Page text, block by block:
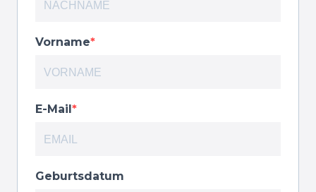
Vorname
E-Mail
Geburtsdatum